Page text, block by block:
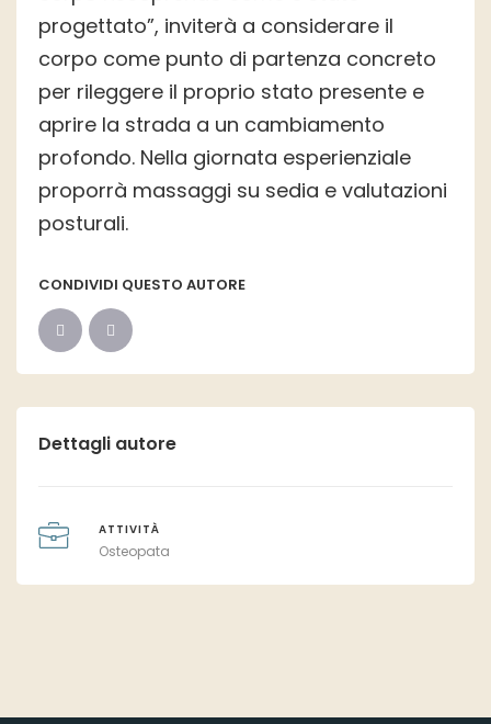
progettato”, inviterà a considerare il
corpo come punto di partenza concreto
per rileggere il proprio stato presente e
aprire la strada a un cambiamento
profondo. Nella giornata esperienziale
proporrà massaggi su sedia e valutazioni
posturali.
CONDIVIDI QUESTO AUTORE
Dettagli autore
ATTIVITÀ
Osteopata